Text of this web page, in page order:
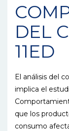
DEL
11ED
El análisis del
implica el
que los
consumo